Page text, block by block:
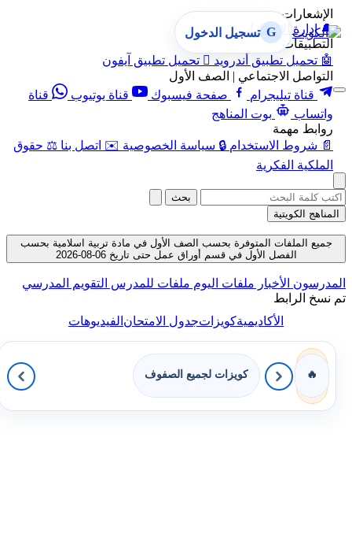
الإشعارات
🔔 إدارة الإشعارات
التطبيقات
🤖 تحميل تطبيق أندرويد  تحميل تطبيق آيفون
التواصل الاجتماعي | الصف الأول
قناة تيليجرام
صفحة فيسبوك قناة يوتيوب
قناة
واتساب
بوت المناهج
روابط مهمة
📄 شروط الاستخدام 🔒 سياسة الخصوصية ✉️ اتصل بنا ⚖️ حقوق
الملكية الفكرية
G تسجيل الدخول
بحث
المناهج الكويتية
جميع الملفات المتوفرة بحسب الصف الأول في مادة تربية اسلامية بحسب
الفصل الأول في قسم أوراق عمل حتى تاريخ 06-08-2026
المدرسون الأخبار ملفات اليوم ملفات للمدرس التقويم المدرسي
تم نسخ الرابط
الأكاديميةكويزاتجدول الامتحانالفيديوهات
🔥 كويزات لجميع الصفوف